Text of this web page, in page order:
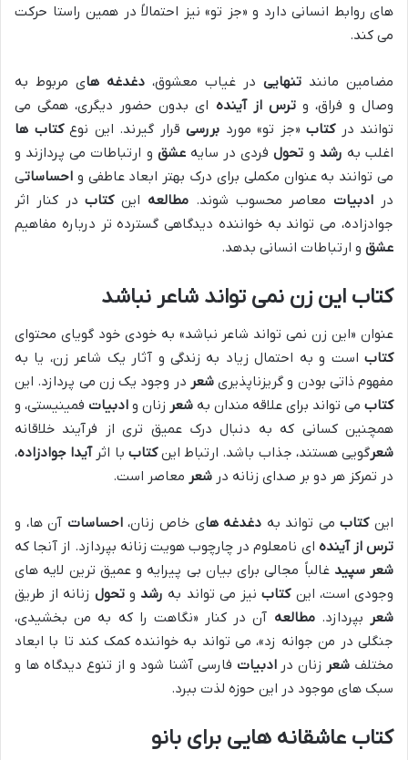
های روابط انسانی دارد و «جز تو» نیز احتمالاً در همین راستا حرکت
می کند.
مضامین مانند تنهایی در غیاب معشوق، دغدغه های مربوط به
وصال و فراق، وترس از آینده ای بدون حضور دیگری، همگی می
توانند درکتاب «جز تو» مورد بررسی قرار گیرند. این نوعکتاب ها
اغلب به رشد و تحولفردی در سایهعشق و ارتباطات می پردازند و
می توانند به عنوان مکملی برای درک بهتر ابعاد عاطفی و احساساتی
در ادبیات معاصر محسوب شوند. مطالعه اینکتابدر کنار اثر
جوادزاده، می تواند به خواننده دیدگاهی گسترده تر درباره مفاهیم
عشق و ارتباطات انسانی بدهد.
کتاب این زن نمی تواند شاعر نباشد
عنوان «این زن نمی تواند شاعر نباشد» به خودی خود گویای محتوای
کتاب است و به احتمال زیاد به زندگی و آثار یک شاعر زن، یا به
مفهوم ذاتی بودن و گریزناپذیریشعر در وجود یک زن می پردازد. این
کتاب می تواند برای علاقه مندان به شعر زنان و ادبیات فمینیستی، و
همچنین کسانی که به دنبال درک عمیق تری از فرآیند خلاقانه
شعرگویی هستند، جذاب باشد. ارتباط اینکتاب با اثرآیدا جوادزاده،
در تمرکز هر دو بر صدای زنانه در شعر معاصر است.
اینکتابمی تواند به دغدغه های خاص زنان،احساسات آن ها، و
ترس از آینده ای نامعلوم در چارچوب هویت زنانه بپردازد. از آنجا که
شعر سپید غالباً مجالی برای بیان بی پیرایه و عمیق ترین لایه های
وجودی است، اینکتابنیز می تواند به رشدوتحول زنانه از طریق
شعر بپردازد.مطالعه آن در کنار «نگاهت را که به من بخشیدی،
جنگلی در من جوانه زد»، می تواند به خواننده کمک کند تا با ابعاد
مختلف شعر زنان درادبیات فارسی آشنا شود و از تنوع دیدگاه ها و
سبک های موجود در این حوزه لذت ببرد.
کتاب عاشقانه هایی برای بانو